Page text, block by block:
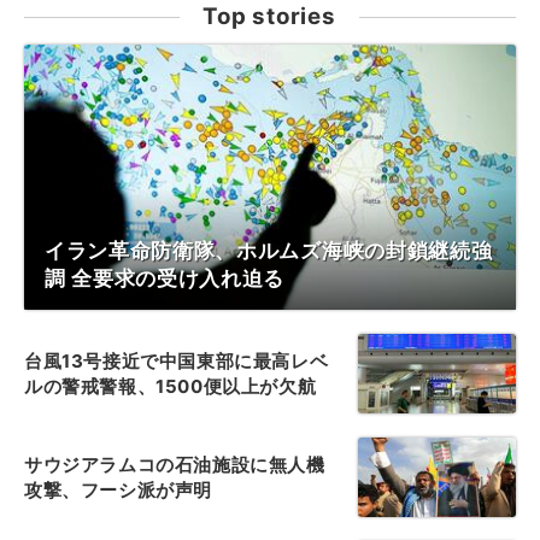
Top stories
イラン革命防衛隊、ホルムズ海峡の封鎖継続強
調 全要求の受け入れ迫る
台風13号接近で中国東部に最高レベ
ルの警戒警報、1500便以上が欠航
サウジアラムコの石油施設に無人機
攻撃、フーシ派が声明